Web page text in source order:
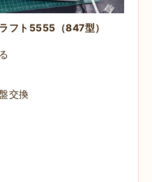
フト5555（847型）
交換